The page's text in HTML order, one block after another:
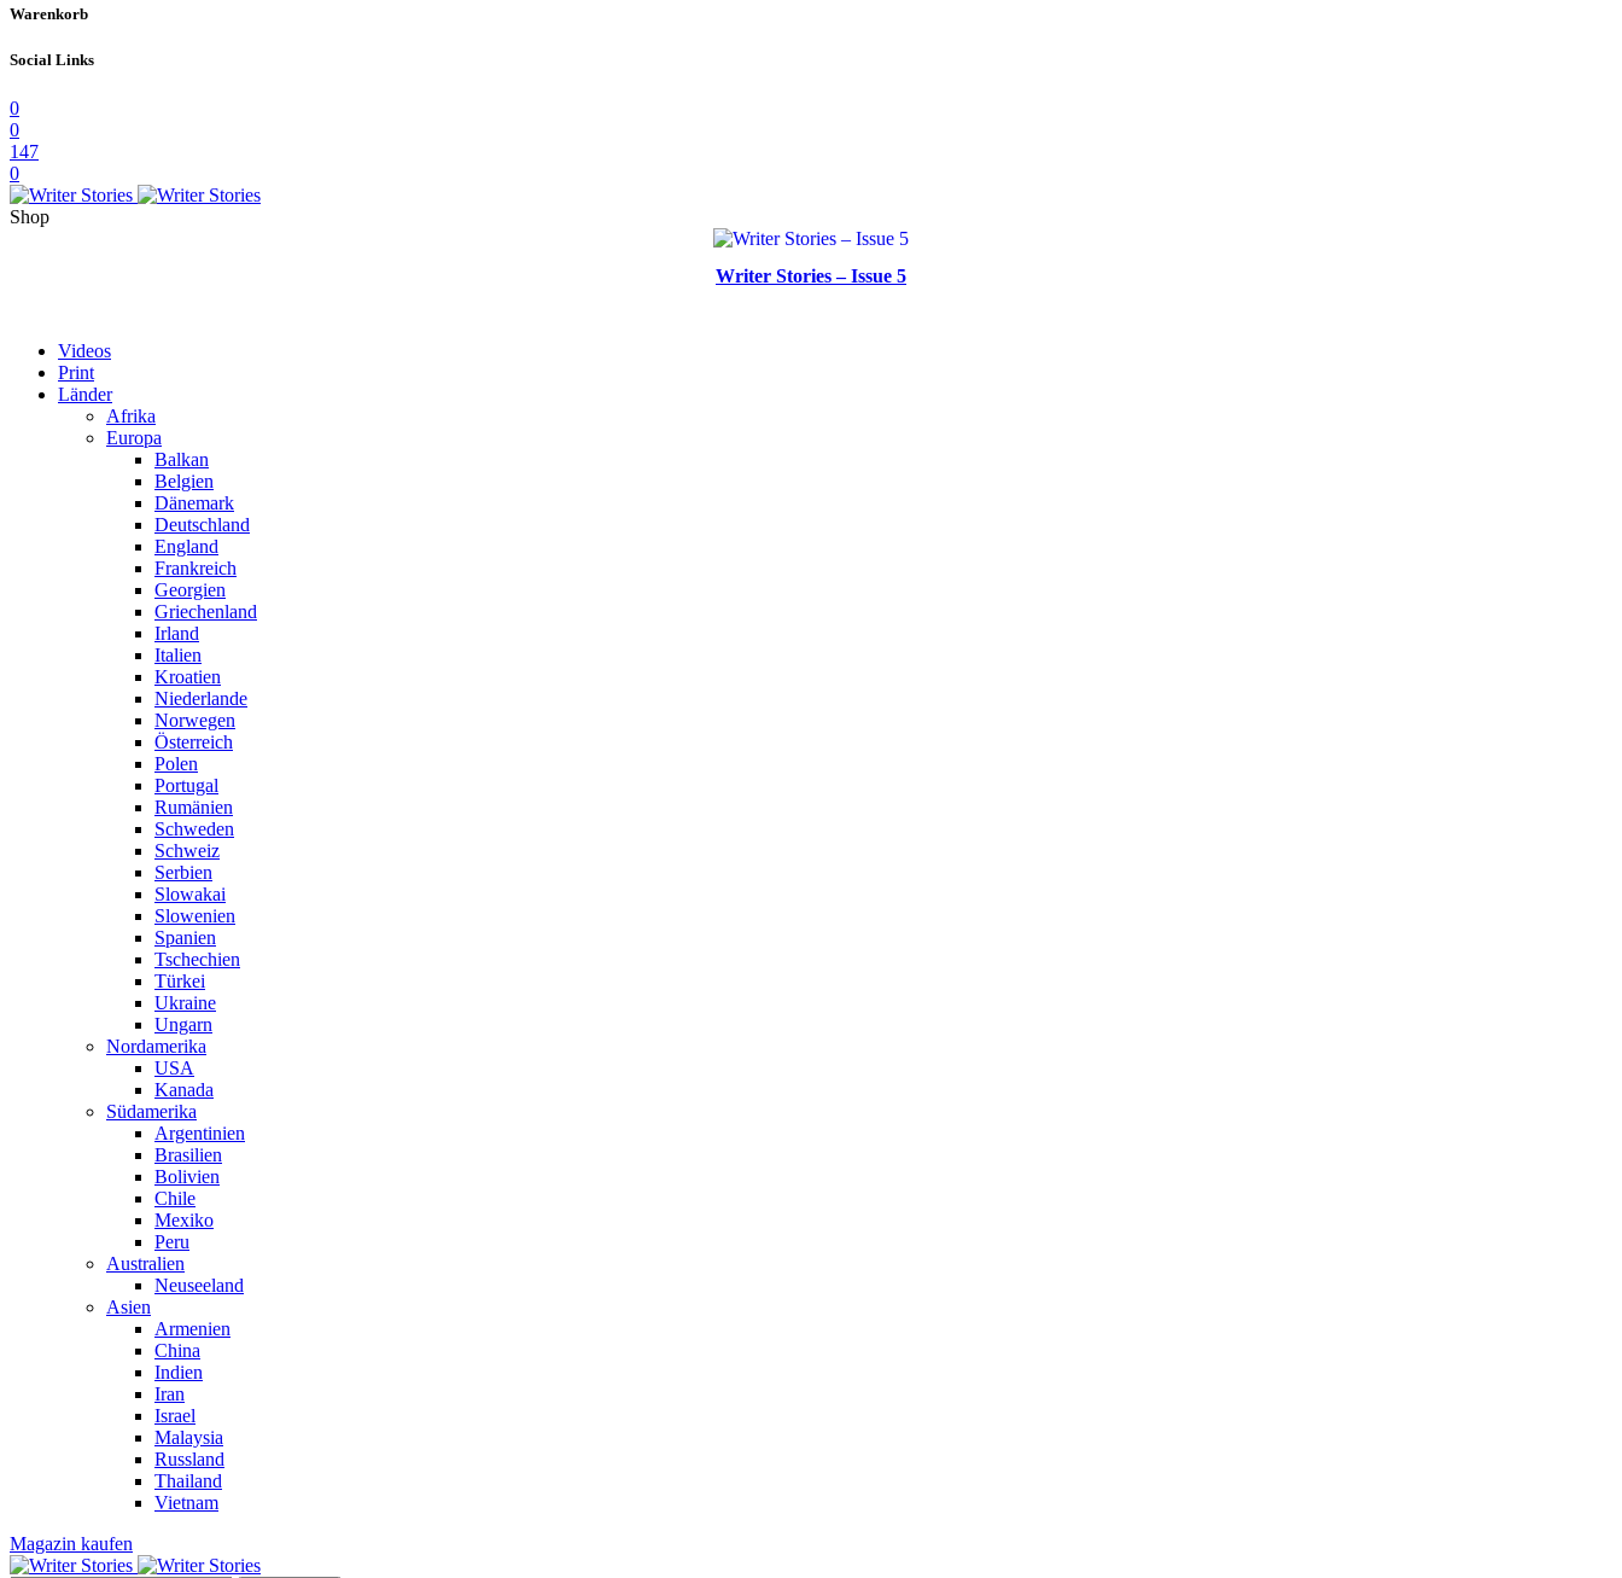
Warenkorb
Social Links
0
0
147
0
Shop
Writer Stories – Issue 5
Videos
Print
Länder
Afrika
Europa
Balkan
Belgien
Dänemark
Deutschland
England
Frankreich
Georgien
Griechenland
Irland
Italien
Kroatien
Niederlande
Norwegen
Österreich
Polen
Portugal
Rumänien
Schweden
Schweiz
Serbien
Slowakai
Slowenien
Spanien
Tschechien
Türkei
Ukraine
Ungarn
Nordamerika
USA
Kanada
Südamerika
Argentinien
Brasilien
Bolivien
Chile
Mexiko
Peru
Australien
Neuseeland
Asien
Armenien
China
Indien
Iran
Israel
Malaysia
Russland
Thailand
Vietnam
Magazin kaufen